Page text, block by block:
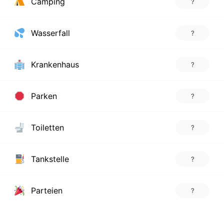
Wasserfall ?
Krankenhaus ?
Parken ?
Toiletten ?
Tankstelle ?
Parteien ?